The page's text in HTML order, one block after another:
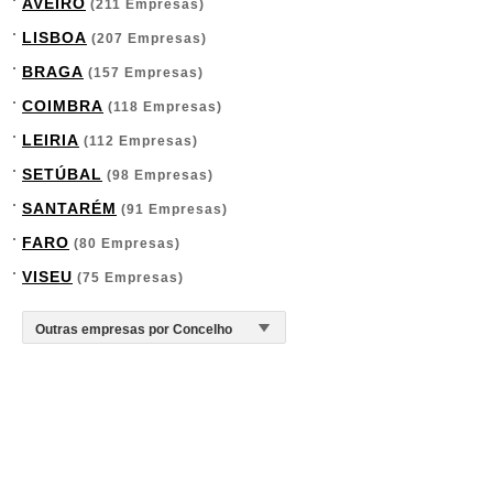
(211 Empresas)
LISBOA (207 Empresas)
BRAGA (157 Empresas)
COIMBRA (118 Empresas)
LEIRIA (112 Empresas)
SETÚBAL (98 Empresas)
SANTARÉM (91 Empresas)
FARO (80 Empresas)
VISEU (75 Empresas)